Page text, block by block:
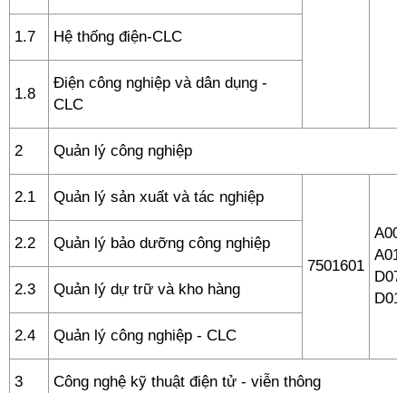
1.7 Hệ thống điện-CLC
1.8
Điện công nghiệp và dân dụng -
CLC
2 Quản lý công nghiệp
2.1 Quản lý sản xuất và tác nghiệp
7501601
A00
A01,
D07,
D01
2.2 Quản lý bảo dưỡng công nghiệp
2.3 Quản lý dự trữ và kho hàng
2.4 Quản lý công nghiệp - CLC
3 Công nghệ kỹ thuật điện tử - viễn thông